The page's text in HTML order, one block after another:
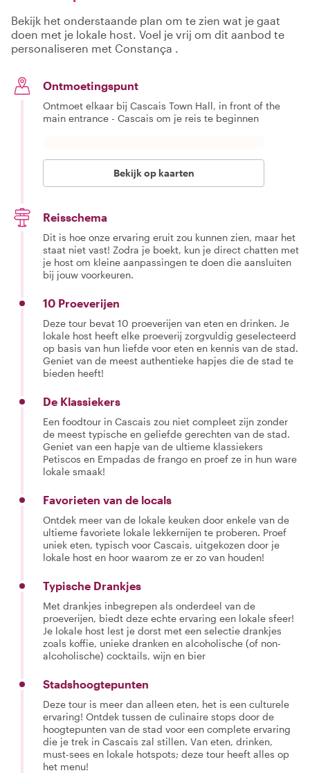
Bekijk het onderstaande plan om te zien wat je gaat
doen met je lokale host. Voel je vrij om dit aanbod te
personaliseren met Constança .
Ontmoetingspunt
Ontmoet elkaar bij Cascais Town Hall, in front of the
main entrance - Cascais om je reis te beginnen
Bekijk op kaarten
Reisschema
Dit is hoe onze ervaring eruit zou kunnen zien, maar het
staat niet vast! Zodra je boekt, kun je direct chatten met
je host om kleine aanpassingen te doen die aansluiten
bij jouw voorkeuren.
10 Proeverijen
Deze tour bevat 10 proeverijen van eten en drinken. Je
lokale host heeft elke proeverij zorgvuldig geselecteerd
op basis van hun liefde voor eten en kennis van de stad.
Geniet van de meest authentieke hapjes die de stad te
bieden heeft!
De Klassiekers
Een foodtour in Cascais zou niet compleet zijn zonder
de meest typische en geliefde gerechten van de stad.
Geniet van een hapje van de ultieme klassiekers
Petiscos en Empadas de frango en proef ze in hun ware
lokale smaak!
Favorieten van de locals
Ontdek meer van de lokale keuken door enkele van de
ultieme favoriete lokale lekkernijen te proberen. Proef
uniek eten, typisch voor Cascais, uitgekozen door je
lokale host en hoor waarom ze er zo van houden!
Typische Drankjes
Met drankjes inbegrepen als onderdeel van de
proeverijen, biedt deze echte ervaring een lokale sfeer!
Je lokale host lest je dorst met een selectie drankjes
zoals koffie, unieke dranken en alcoholische (of non-
alcoholische) cocktails, wijn en bier
Stadshoogtepunten
Deze tour is meer dan alleen eten, het is een culturele
ervaring! Ontdek tussen de culinaire stops door de
hoogtepunten van de stad voor een complete ervaring
die je trek in Cascais zal stillen. Van eten, drinken,
must-sees en lokale hotspots; deze tour heeft alles op
het menu!